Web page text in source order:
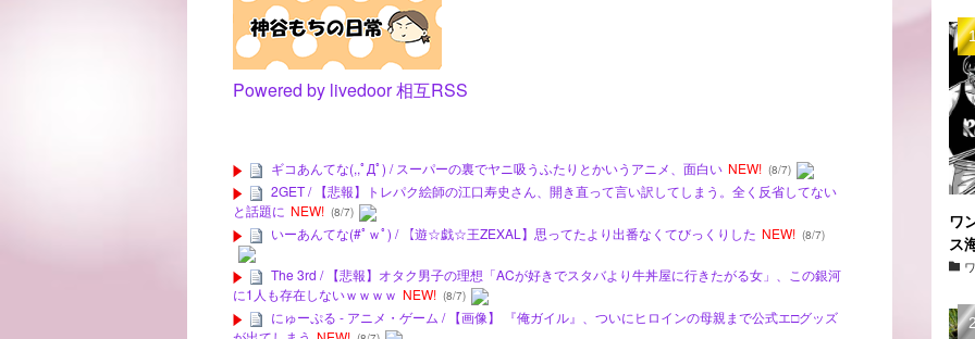
Powered by livedoor 相互RSS
ギコあんてな(,,ﾟДﾟ) / スーパーの裏でヤニ吸うふたりとかいうアニメ、面白い NEW! (8/7)
2GET / 【悲報】トレパク絵師の江口寿史さん、開き直って言い訳してしまう。全く反省してない
と話題に NEW! (8/7)
いーあんてな(#ﾟｗﾟ) / 【遊☆戯☆王ZEXAL】思ってたより出番なくてびっくりした NEW! (8/7)
The 3rd / 【悲報】オタク男子の理想「ACが好きでスタバより牛丼屋に行きたがる女」、この銀河
に1人も存在しないｗｗｗｗ NEW! (8/7)
にゅーぷる - アニメ・ゲーム / 【画像】 『俺ガイル』、ついにヒロインの母親まで公式エ□グッズ
ワ
ス